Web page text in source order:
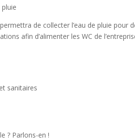
de collecter l’eau de pluie pour
afin d’alimenter les WC de
sanitaires
? Parlons-en !